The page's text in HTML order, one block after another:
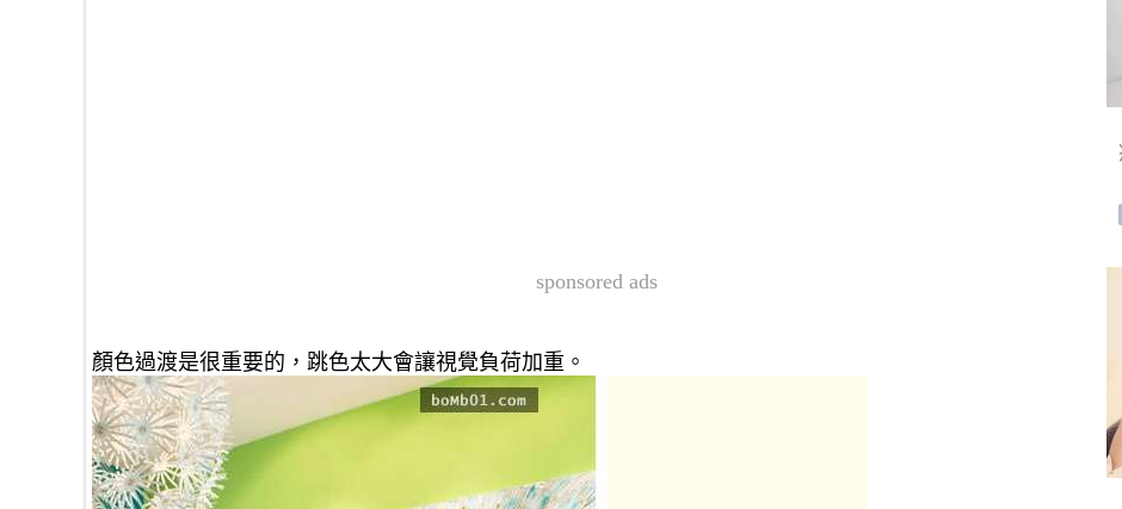
sponsored ads
顏色過渡是很重要的，跳色太大會讓視覺負荷加重。